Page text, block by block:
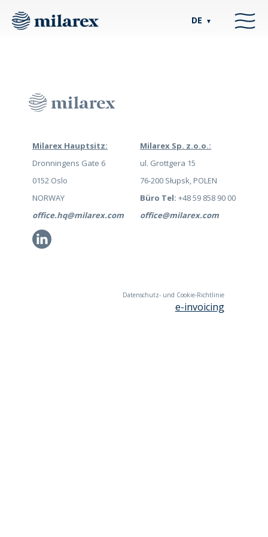
DE ▼
Milarex Hauptsitz:
Dronningens Gate 6
0152 Oslo
NORWAY
office.hq@milarex.com
Li
Milarex Sp. z.o.o.:
ul. Grottgera 15
76-200 Słupsk, POLEN
Büro Tel: +48 59 858 90 00
office@milarex.com
Datenschutz- und Cookie-Richtlinie
e-invoicing